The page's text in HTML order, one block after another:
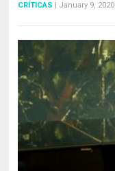
CRÍTICAS January 9, 2020